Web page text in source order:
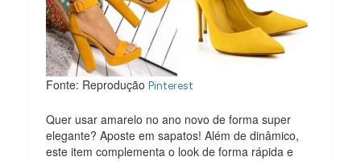
Fonte: ReproduçãoPinterest
Quer usar amarelo no ano novo de forma super
elegante? Aposte em sapatos! Além de dinâmico,
este item complementa o look de forma rápida e